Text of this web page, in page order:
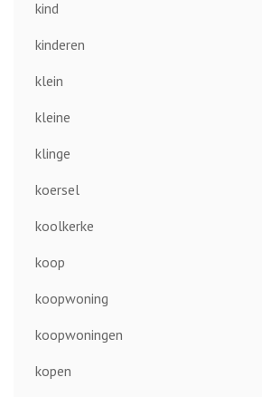
kind
kinderen
klein
kleine
klinge
koersel
koolkerke
koop
koopwoning
koopwoningen
kopen